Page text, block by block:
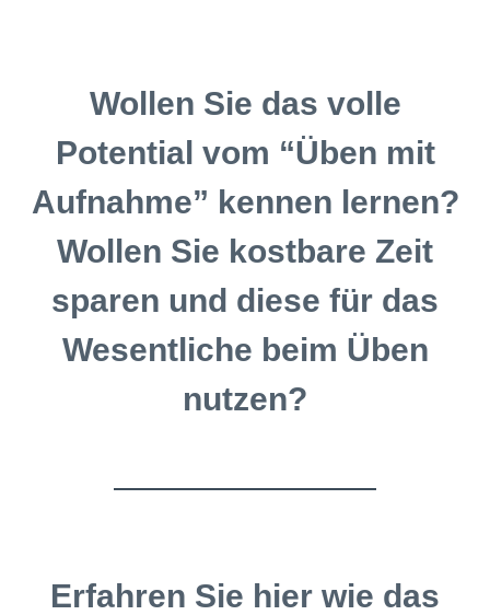
Wollen Sie das volle
Potential vom “Üben mit
Aufnahme” kennen lernen?
Wollen Sie kostbare Zeit
sparen und diese für das
Wesentliche beim Üben
nutzen?
Erfahren Sie hier wie das